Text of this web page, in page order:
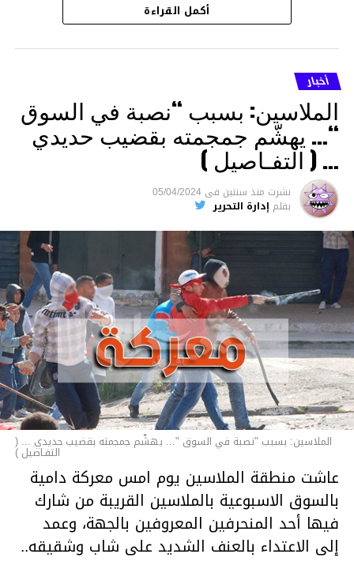
ووفقا لتقرير الطبيب الشرعي، توفيت نوكينوفا
متأثرة بصدمة في الدماغ، وكانت إحدى عظام
أنفها مكسورة وكانت هناك كدمات متعددة على
وجهها ورأسها وذراعيها ويديها.
ويواجه بيشيمباييف (43 عاما) اتهامات بالتعذيب
والقتل باستخدام العنف الشديد ويواجه عقوبة
السجن لمدة تصل إلى 20 عاما.
الأخبار
أكمل القراءة
أخبار
الملاسين: بسبب “نصبة في السوق
“… يهشّم جمجمته بقضيب حديدي
… ( التفـاصيل )
نشرت منذ سنتين فى 05/04/2024
بقلم إدارة التحرير
الملاسين: بسبب "نصبة في السوق "... يهشّم جمجمته بقضيب حديدي ... (
التفـاصيل )
عاشت منطقة الملاسين يوم امس معركة دامية
بالسوق الاسبوعية بالملاسين القريبة من شارك
فيها أحد المنحرفين المعروفين بالجهة، وعمد
إلى الاعتداء بالعنف الشديد على شاب وشقيقه..